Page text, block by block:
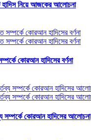
হাদিস নিয়ে আজকের আলোচনা
কোরআন হাদিসের বর্ণনা
সম্পর্কে কোরআন হাদিসের আলোচনা